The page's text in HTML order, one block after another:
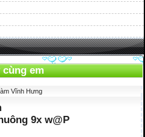
cùng em
Vĩnh Hưng
9x w@P